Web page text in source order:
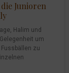
Junioren
Halim und
um
zu